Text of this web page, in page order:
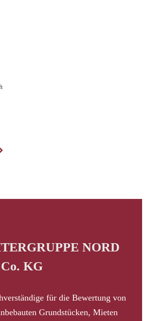
NORD
KG
für die Bewertung von
Grundstücken, Mieten